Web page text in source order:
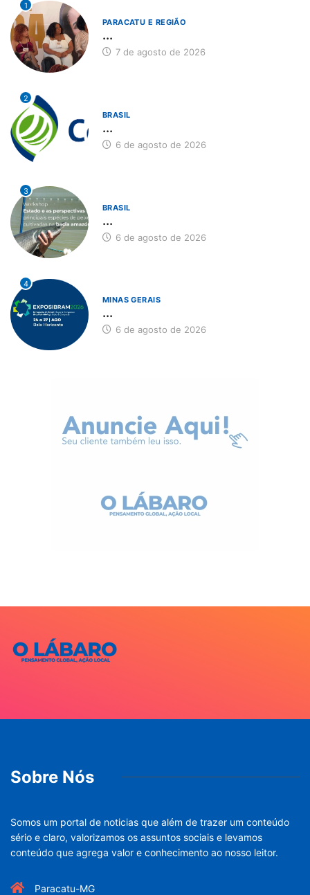
1
PARACATU E REGIÃO
...
7 de agosto de 2026
2
BRASIL
...
6 de agosto de 2026
3
BRASIL
...
6 de agosto de 2026
4
MINAS GERAIS
...
6 de agosto de 2026
Sobre Nós
Somos um portal de noticias que além de trazer um conteúdo
sério e claro, valorizamos os assuntos sociais e levamos
conteúdo que agrega valor e conhecimento ao nosso leitor.
Paracatu-MG